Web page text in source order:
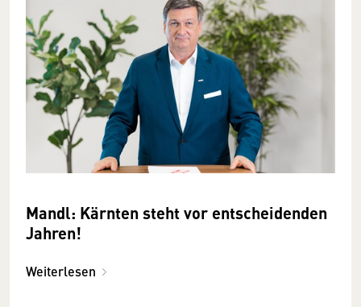
Mandl: Kärnten steht vor entscheidenden
Jahren!
Weiterlesen